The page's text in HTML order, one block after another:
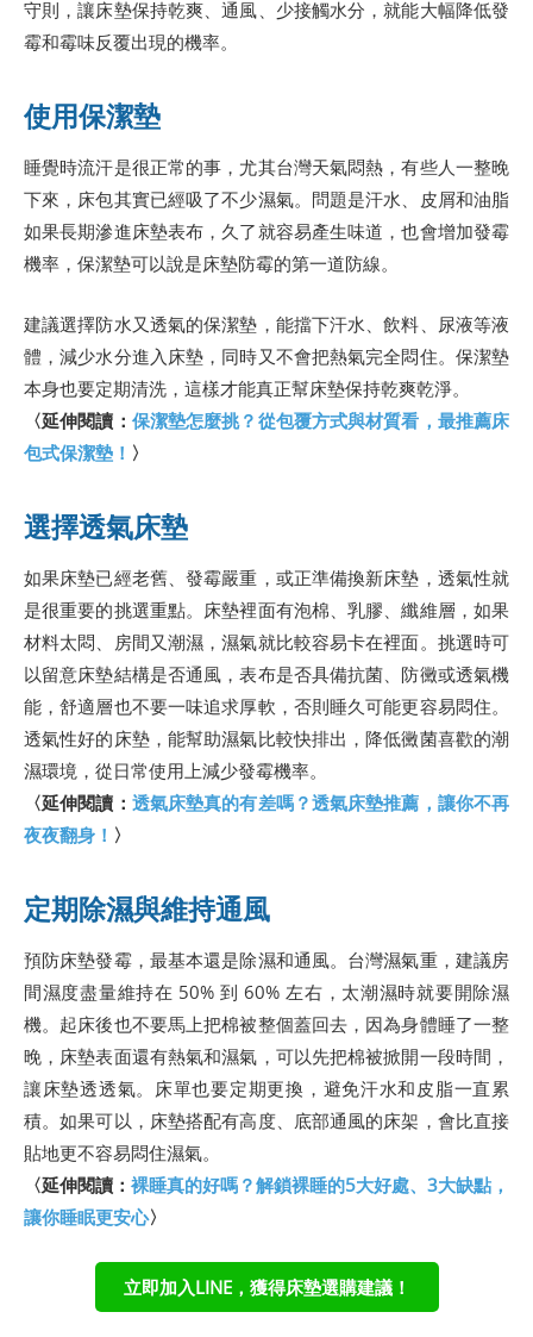
守則，讓床墊保持乾爽、通風、少接觸水分，就能大幅降低發
霉和霉味反覆出現的機率。
使用保潔墊
睡覺時流汗是很正常的事，尤其台灣天氣悶熱，有些人一整晚
下來，床包其實已經吸了不少濕氣。問題是汗水、皮屑和油脂
如果長期滲進床墊表布，久了就容易產生味道，也會增加發霉
機率，保潔墊可以說是床墊防霉的第一道防線。
建議選擇防水又透氣的保潔墊，能擋下汗水、飲料、尿液等液
體，減少水分進入床墊，同時又不會把熱氣完全悶住。保潔墊
本身也要定期清洗，這樣才能真正幫床墊保持乾爽乾淨。
〈延伸閱讀： 保潔墊怎麼挑？從包覆方式與材質看，最推薦床
包式保潔墊！ 〉
選擇透氣床墊
如果床墊已經老舊、發霉嚴重，或正準備換新床墊，透氣性就
是很重要的挑選重點。床墊裡面有泡棉、乳膠、纖維層，如果
材料太悶、房間又潮濕，濕氣就比較容易卡在裡面。挑選時可
以留意床墊結構是否通風，表布是否具備抗菌、防黴或透氣機
能，舒適層也不要一味追求厚軟，否則睡久可能更容易悶住。
透氣性好的床墊，能幫助濕氣比較快排出，降低黴菌喜歡的潮
濕環境，從日常使用上減少發霉機率。
〈延伸閱讀： 透氣床墊真的有差嗎？透氣床墊推薦，讓你不再
夜夜翻身！ 〉
定期除濕與維持通風
預防床墊發霉，最基本還是除濕和通風。台灣濕氣重，建議房
間濕度盡量維持在 50% 到 60% 左右，太潮濕時就要開除濕
機。起床後也不要馬上把棉被整個蓋回去，因為身體睡了一整
晚，床墊表面還有熱氣和濕氣，可以先把棉被掀開一段時間，
讓床墊透透氣。床單也要定期更換，避免汗水和皮脂一直累
積。如果可以，床墊搭配有高度、底部通風的床架，會比直接
貼地更不容易悶住濕氣。
〈延伸閱讀： 裸睡真的好嗎？解鎖裸睡的5大好處、3大缺點，
讓你睡眠更安心〉
立即加入LINE，獲得床墊選購建議！